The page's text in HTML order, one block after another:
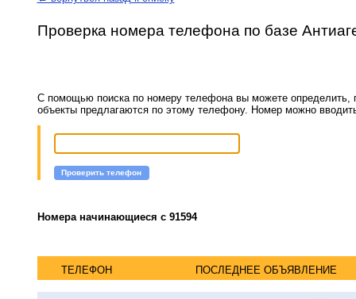
Проверка номера телефона по базе
С помощью поиска по номеру телефона вы можете определить,
объекты предлагаются по этому телефону. Номер можно
Проверить телефон
Номера начинающиеся с 91594
ТЕЛЕФОН ПОСЛЕДНЕЕ ОБЪЯВЛЕНИЕ